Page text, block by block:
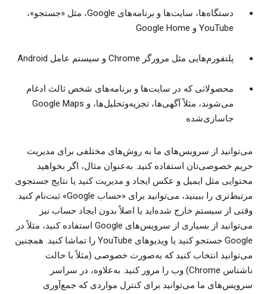
دستگاه‌ها، سایت‌ها و برنامه‌های Google، مثل «جستجو»،
YouTube و Google Home
پلتفورم‌هایی مثل مرورگر Chrome و سیستم عامل Android
محصولاتی که در سایت‌ها و برنامه‌های شخص ثالث ادغام
می‌شوند، مثلاً آگهی‌ها، تجزیه‌وتحلیل‌ها، و Google Maps
جاسازی‌شده
می‌توانید از سرویس‌های ما به روش‌های مختلفی برای مدیریت
حریم خصوصی‌تان استفاده کنید. به‌عنوان مثال، اگر بخواهید
محتوایی مثل ایمیل و عکس ایجاد و مدیریت کنید یا نتایج جستجوی
مرتبط‌تری را ببینید، می‌توانید برای «حساب Google» ثبت‌نام کنید.
وقتی از سیستم خارج شده‌اید یا اصلاً بدون ایجاد حساب نیز
می‌توانید از بسیاری از سرویس‌های Google استفاده کنید، مثلاً در
Google جستجو کنید یا ویدیوهای YouTube را تماشا کنید. همچنین
می‌توانید انتخاب کنید که به‌صورت خصوصی (مثلاً با حالت
ناشناس Chrome) وب را مرور کنید. به‌علاوه، در سراسر
سرویس‌های ما می‌توانید برای کنترل مواردی که جمع‌آوری